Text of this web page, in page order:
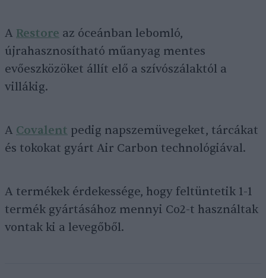
A Restore az óceánban lebomló,
újrahasznosítható műanyag mentes
evőeszközöket állít elő a szívószálaktól a
villákig.
A Covalent pedig napszemüvegeket, tárcákat
és tokokat gyárt Air Carbon technológiával.
A termékek érdekessége, hogy feltüntetik 1-1
termék gyártásához mennyi Co2-t használtak
vontak ki a levegőből.